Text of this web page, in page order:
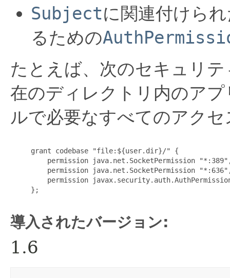
Subjectに関連付けら
るための
たとえば、次のセキュリ
在のディレクトリ内のア
ルで必要なすべてのアク
     grant codebase "file:${user.dir}/" {
permission java.net.SocketPermission
permission java.net.SocketPermission
permission
     };
導入されたバージョン:
1.6